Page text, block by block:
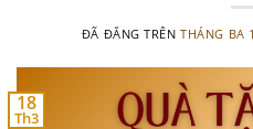
ĐÃ ĐĂNG TRÊNTHÁNG BA
18
Th3